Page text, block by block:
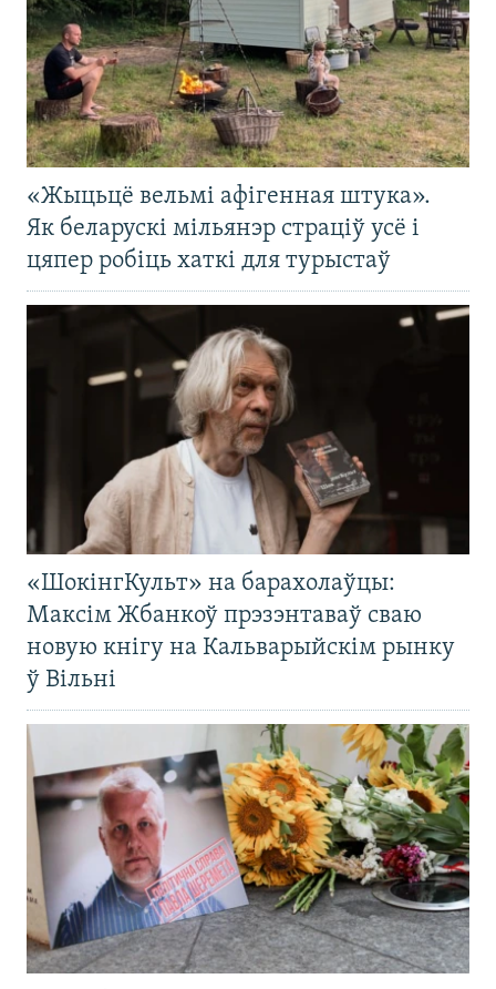
«Жыцьцё вельмі афігенная штука».
Як беларускі мільянэр страціў усё і
цяпер робіць хаткі для турыстаў
«ШокінгКульт» на барахолаўцы:
Максім Жбанкоў прэзэнтаваў сваю
новую кнігу на Кальварыйскім рынку
ў Вільні